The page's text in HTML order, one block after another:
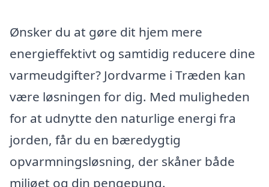
Ønsker du at gøre dit hjem mere
energieffektivt og samtidig reducere dine
varmeudgifter? Jordvarme i Træden kan
være løsningen for dig. Med muligheden
for at udnytte den naturlige energi fra
jorden, får du en bæredygtig
opvarmningsløsning, der skåner både
miljøet og din pengepung.